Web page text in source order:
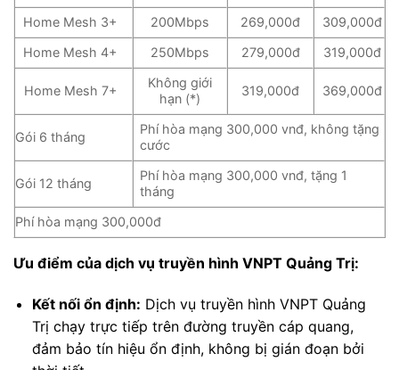
Home Mesh 3+
200Mbps 269,000đ
309,000đ
Home Mesh 4+
250Mbps 279,000đ 319,000đ
Home Mesh 7+
Không giới
hạn (*)
319,000đ 369,000đ
Gói 6 tháng
Phí hòa mạng 300,000 vnđ, không tặng
cước
Gói 12 tháng
Phí hòa mạng 300,000 vnđ, tặng 1
tháng
Phí hòa mạng 300,000đ
Ưu điểm của dịch vụ truyền hình VNPT Quảng Trị:
Kết nối ổn định: Dịch vụ truyền hình VNPT Quảng
Trị chạy trực tiếp trên đường truyền cáp quang,
đảm bảo tín hiệu ổn định, không bị gián đoạn bởi